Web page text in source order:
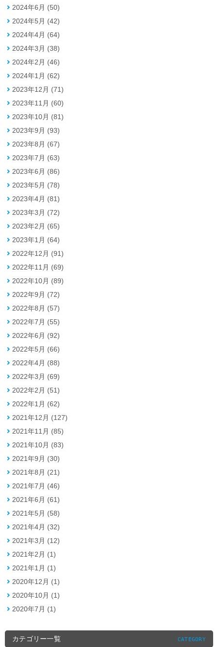
2024年6月 (50)
2024年5月 (42)
2024年4月 (64)
2024年3月 (38)
2024年2月 (46)
2024年1月 (62)
2023年12月 (71)
2023年11月 (60)
2023年10月 (81)
2023年9月 (93)
2023年8月 (67)
2023年7月 (63)
2023年6月 (86)
2023年5月 (78)
2023年4月 (81)
2023年3月 (72)
2023年2月 (65)
2023年1月 (64)
2022年12月 (91)
2022年11月 (69)
2022年10月 (89)
2022年9月 (72)
2022年8月 (57)
2022年7月 (55)
2022年6月 (92)
2022年5月 (66)
2022年4月 (88)
2022年3月 (69)
2022年2月 (51)
2022年1月 (62)
2021年12月 (127)
2021年11月 (85)
2021年10月 (83)
2021年9月 (30)
2021年8月 (21)
2021年7月 (46)
2021年6月 (61)
2021年5月 (58)
2021年4月 (32)
2021年3月 (12)
2021年2月 (1)
2021年1月 (1)
2020年12月 (1)
2020年10月 (1)
2020年7月 (1)
カテゴリー一覧 CATEGORY